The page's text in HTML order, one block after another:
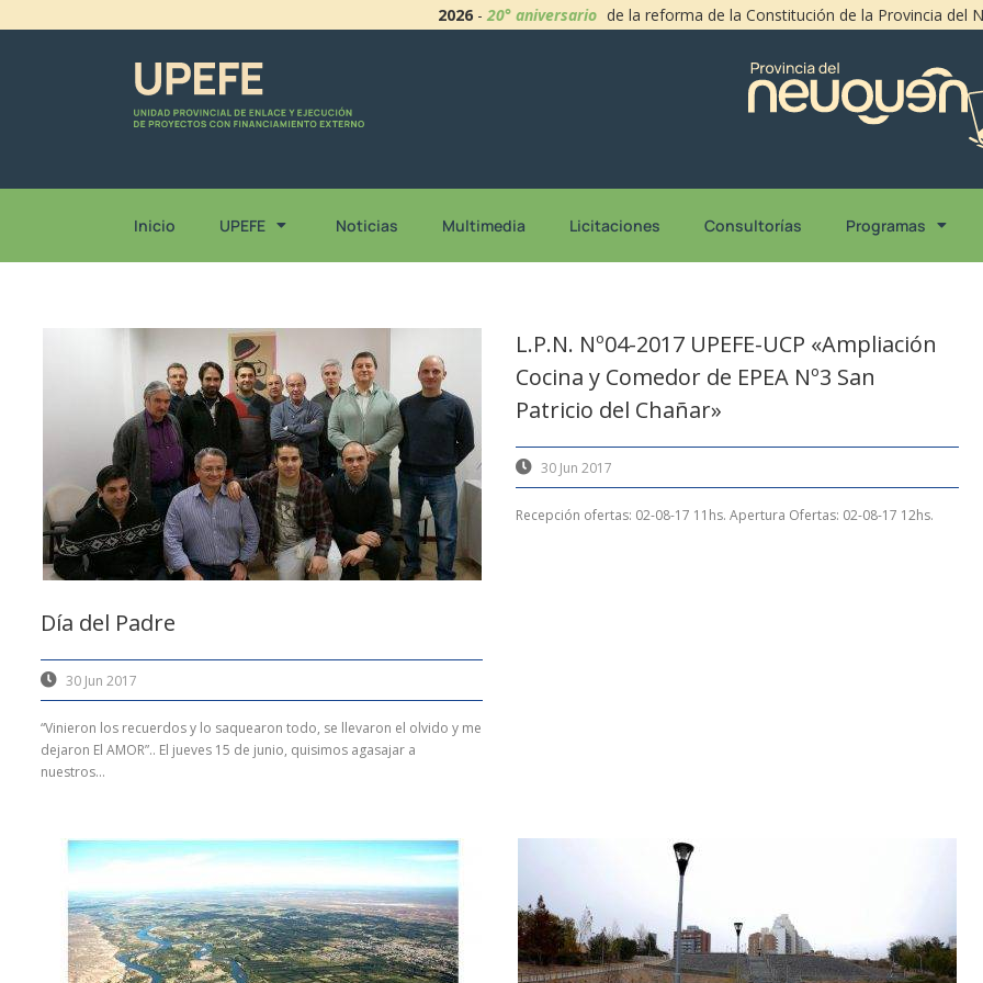
2026 -20° aniversario de la reforma de la Constitución de la Provincia del
Inicio UPEFE Noticias Multimedia Licitaciones Consultorías Programas
Día del Padre
30 Jun 2017
“Vinieron los recuerdos y lo saquearon todo, se llevaron el olvido y me
dejaron El AMOR”.. El jueves 15 de junio, quisimos agasajar a
nuestros...
L.P.N. Nº04-2017 UPEFE-UCP «Ampliación
Cocina y Comedor de EPEA Nº3 San
Patricio del Chañar»
30 Jun 2017
Recepción ofertas: 02-08-17 11hs. Apertura Ofertas: 02-08-17 12hs.